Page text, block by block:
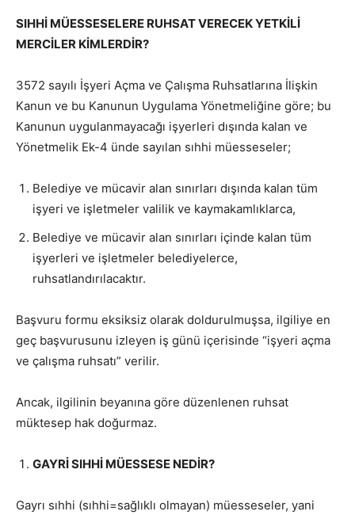
SIHHİ MÜESSESELERE RUHSAT VERECEK YETKİLİ
MERCİLER KİMLERDİR?
3572 sayılı İşyeri Açma ve Çalışma Ruhsatlarına İlişkin
Kanun ve bu Kanunun Uygulama Yönetmeliğine göre; bu
Kanunun uygulanmayacağı işyerleri dışında kalan ve
Yönetmelik Ek-4 ünde sayılan sıhhi müesseseler;
Belediye ve mücavir alan sınırları dışında kalan tüm
işyeri ve işletmeler valilik ve kaymakamlıklarca,
Belediye ve mücavir alan sınırları içinde kalan tüm
işyerleri ve işletmeler belediyelerce,
ruhsatlandırılacaktır.
Başvuru formu eksiksiz olarak doldurulmuşsa, ilgiliye en
geç başvurusunu izleyen iş günü içerisinde “işyeri açma
ve çalışma ruhsatı” verilir.
Ancak, ilgilinin beyanına göre düzenlenen ruhsat
müktesep hak doğurmaz.
GAYRİ SIHHİ MÜESSESE NEDİR?
Gayrı sıhhi (sıhhi=sağlıklı olmayan) müesseseler, yani